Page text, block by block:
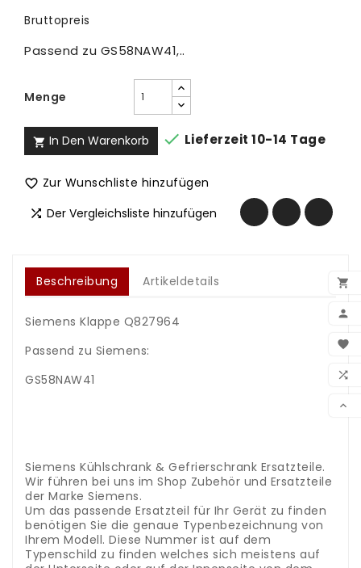





Bruttopreis
Passend zu GS58NAW41,..
Menge
 In Den Warenkorb  Lieferzeit 10-14 Tage
 Zur Wunschliste hinzufügen
 Der Vergleichsliste hinzufügen
Beschreibung Artikeldetails
Siemens Klappe Q827964
Passend zu Siemens:
GS58NAW41
Siemens Kühlschrank & Gefrierschrank Ersatzteile.
Wir führen bei uns im Shop Zubehör und Ersatzteile
der Marke Siemens.
Um das passende Ersatzteil für Ihr Gerät zu finden
benötigen Sie die genaue Typenbezeichnung von
Ihrem Modell. Diese Nummer ist auf dem
Typenschild zu finden welches sich meistens auf